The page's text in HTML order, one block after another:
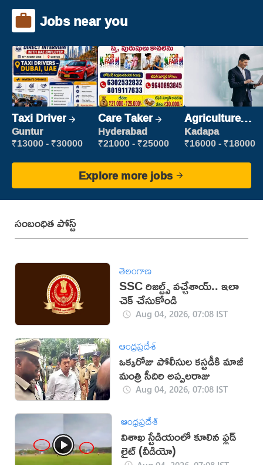
Jobs near you
Taxi Driver
Guntur
₹13000 - ₹30000
Care Taker
Hyderabad
₹21000 - ₹25000
Agriculture
Labour
Kadapa
₹16000 - ₹18000
Explore more jobs
సంబంధిత పోస్ట్
తెలంగాణ
SSC రిజల్ట్స్ వచ్చేశాయ్.. ఇలా
చెక్ చేసుకోండి
Aug 04, 2026, 07:08 IST
ఆంధ్రప్రదేశ్
ఒక్కరోజు పోలీసుల కస్టడీకి మాజీ
మంత్రి సీదిరి అప్పలరాజు
Aug 04, 2026, 07:08 IST
ఆంధ్రప్రదేశ్
విశాఖ స్టేడియంలో కూలిన ఫ్లడ్
లైట్ (వీడియో)